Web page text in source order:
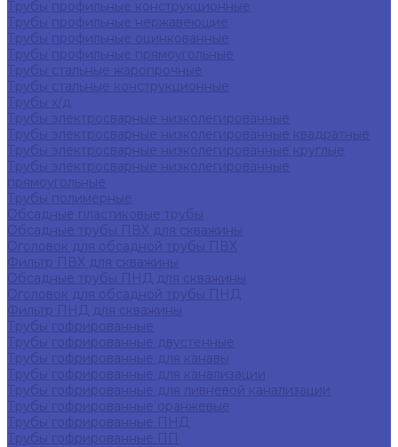
Трубы профильные конструкционные
Трубы профильные нержавеющие
Трубы профильные оцинкованные
Трубы профильные прямоугольные
Трубы стальные жаропрочные
Трубы стальные конструкционные
Трубы х/д
Трубы электросварные низколегированные
Трубы электросварные низколегированные квадратные
Трубы электросварные низколегированные круглые
Трубы электросварные низколегированные
прямоугольные
Трубы полимерные
Обсадные пластиковые трубы
Обсадные трубы ПВХ для скважины
Оголовок для обсадной трубы ПВХ
Фильтр ПВХ для скважины
Обсадные трубы ПНД для скважины
Оголовок для обсадной трубы ПНД
Фильтр ПНД для скважины
Трубы гофрированные
Трубы гофрированные двустенные
Трубы гофрированные для канавы
Трубы гофрированные для канализации
Трубы гофрированные для ливневой канализации
Трубы гофрированные оранжевые
Трубы гофрированные ПНД
Трубы гофрированные ПП